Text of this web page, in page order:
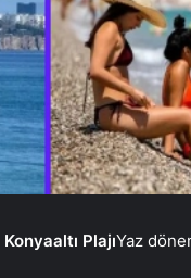
Konyaaltı PlajıYaz